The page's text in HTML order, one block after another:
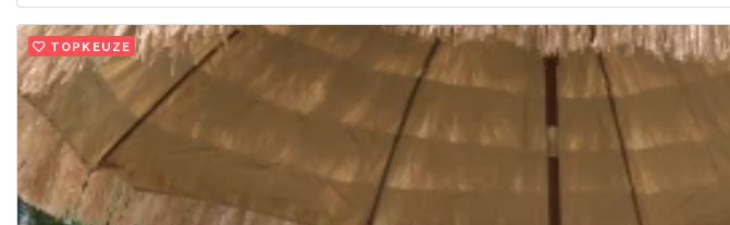
TOPKEUZE